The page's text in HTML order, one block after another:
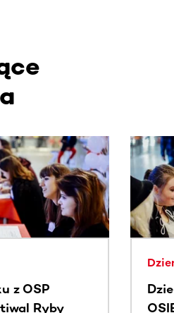
w poziomie. Użyj
z OSP
Ryby